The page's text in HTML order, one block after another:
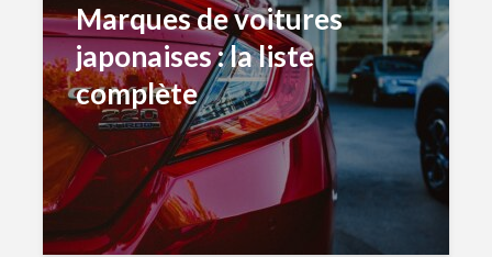
Marques de voitures
japonaises : la liste
complète